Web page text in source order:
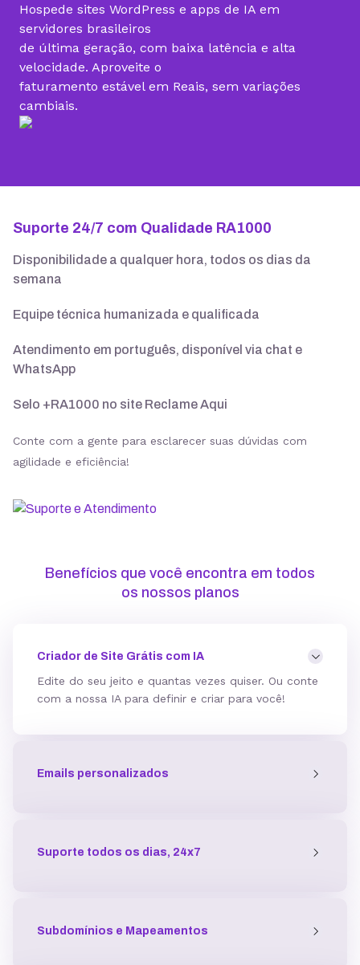
Criador de Sites grátis
Armazenamento
Suporte 24/7 com especialistas
30 dias para pedir reembolso
SSL ilimitado grátis
Mod_deflate
Proteção contra DDoS
Hospede sites WordPress e apps de IA em
servidores brasileiros
de última geração, com baixa latência e alta
velocidade. Aproveite o
faturamento estável em Reais, sem variações
cambiais.
Suporte 24/7 com Qualidade RA1000
Disponibilidade a qualquer hora, todos os dias da
semana
Equipe técnica humanizada e qualificada
Atendimento em português, disponível via chat e
WhatsApp
Selo +RA1000 no site Reclame Aqui
Conte com a gente para esclarecer suas dúvidas com
agilidade e eficiência!
Benefícios que você encontra em todos
os nossos planos
Criador de Site Grátis com IA
Edite do seu jeito e quantas vezes quiser. Ou conte
com a nossa IA para definir e criar para você!
Emails personalizados
Suporte todos os dias, 24x7
Subdomínios e Mapeamentos